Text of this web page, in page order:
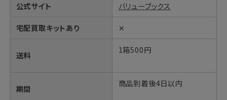
公式サイト バリューブックス
宅配買取キットあり ✕
送料
1箱500円
期間
商品到着後4日以内